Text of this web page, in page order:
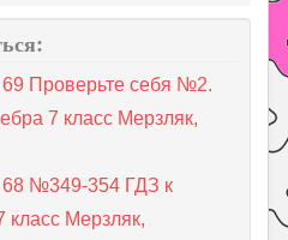
69 Проверьте себя №2.
7 класс Мерзляк,
68 №349-354 ГДЗ к
класс Мерзляк,